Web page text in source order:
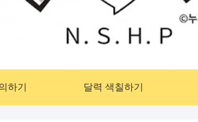
하기 달력 색칠하기